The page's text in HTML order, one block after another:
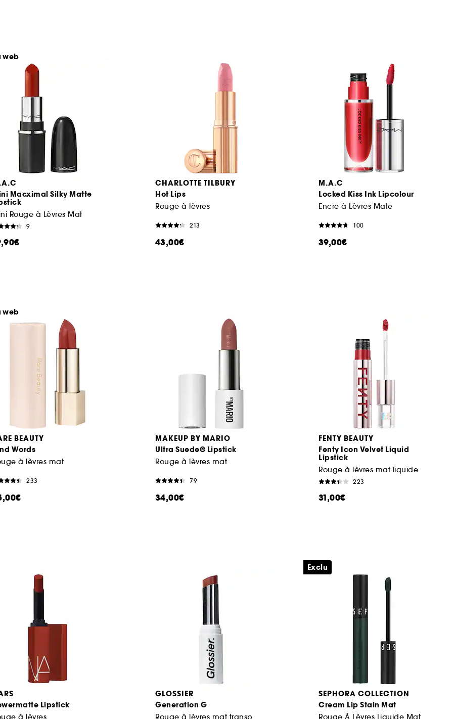
Macximal Silky Matte
Rouge à Lèvres Mat
9
web
CHARLOTTE TILBURY
Hot Lips
Rouge à lèvres
213
43,00€
M.A.C
Locked Kiss Ink Lipcolour
Encre à Lèvres Mate
100
39,00€
BEAUTY
Words
à lèvres mat
233
web
MAKEUP BY MARIO
Ultra Suede® Lipstick
Rouge à lèvres mat
79
34,00€
FENTY BEAUTY
Fenty Icon Velvet Liquid
Lipstick
Rouge à lèvres mat liquide
223
31,00€
Lipstick
à lèvres
GLOSSIER
Generation G
SEPHORA COLLECTION
Cream Lip Stain Mat
Rouge À Lèvres Liquide Mat
Exclu